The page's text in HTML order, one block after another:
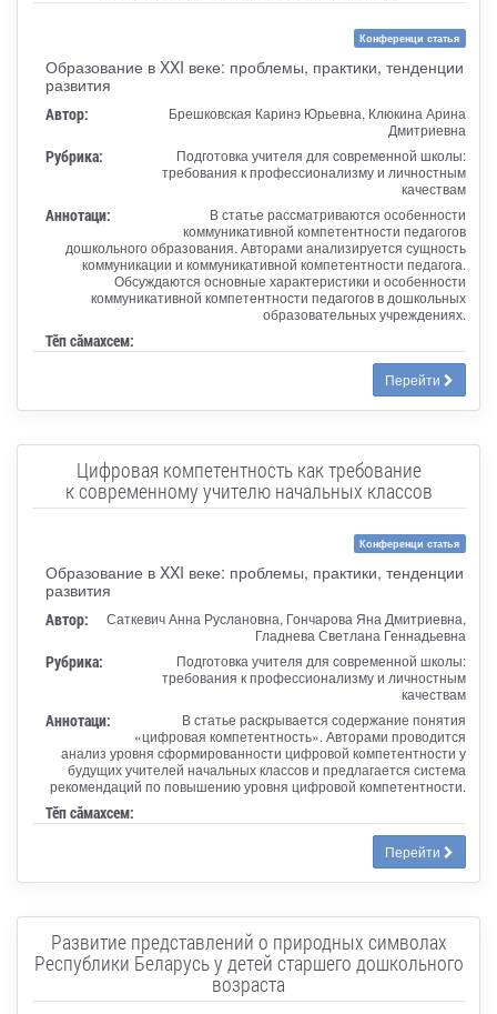
Конференци статья
Образование в XXI веке: проблемы, практики, тенденции
развития
Автор:
Брешковская Каринэ Юрьевна, Клюкина Арина
Дмитриевна
Рубрика:
Подготовка учителя для современной школы:
требования к профессионализму и личностным
качествам
Аннотаци:
В статье рассматриваются особенности
коммуникативной компетентности педагогов
дошкольного образования. Авторами анализируется сущность
коммуникации и коммуникативной компетентности педагога.
Обсуждаются основные характеристики и особенности
коммуникативной компетентности педагогов в дошкольных
образовательных учреждениях.
Тӗп сӑмахсем:
Перейти
Цифровая компетентность как требование
к современному учителю начальных классов
Конференци статья
Образование в XXI веке: проблемы, практики, тенденции
развития
Автор:
Саткевич Анна Руслановна, Гончарова Яна Дмитриевна,
Гладнева Светлана Геннадьевна
Рубрика:
Подготовка учителя для современной школы:
требования к профессионализму и личностным
качествам
Аннотаци:
В статье раскрывается содержание понятия
«цифровая компетентность». Авторами проводится
анализ уровня сформированности цифровой компетентности у
будущих учителей начальных классов и предлагается система
рекомендаций по повышению уровня цифровой компетентности.
Тӗп сӑмахсем:
Перейти
Развитие представлений о природных символах
Республики Беларусь у детей старшего дошкольного
возраста